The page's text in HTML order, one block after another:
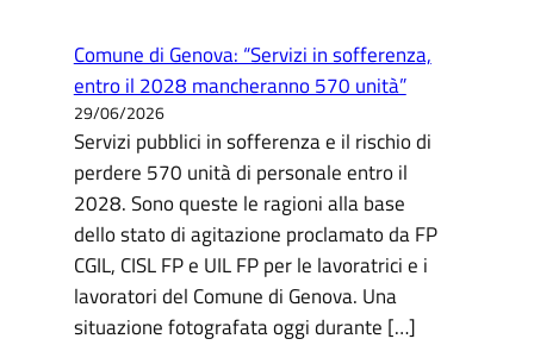
Comune di Genova: “Servizi in sofferenza,
entro il 2028 mancheranno 570 unità”
29/06/2026
Servizi pubblici in sofferenza e il rischio di
perdere 570 unità di personale entro il
2028. Sono queste le ragioni alla base
dello stato di agitazione proclamato da FP
CGIL, CISL FP e UIL FP per le lavoratrici e i
lavoratori del Comune di Genova. Una
situazione fotografata oggi durante […]